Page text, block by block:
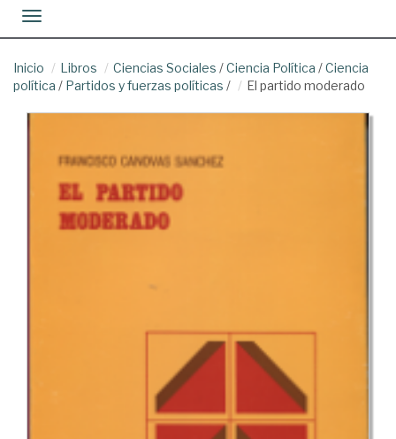
Toggle navigation
Inicio Libros Ciencias Sociales /Ciencia Política /Ciencia
política / Partidos y fuerzas políticas / El partido moderado